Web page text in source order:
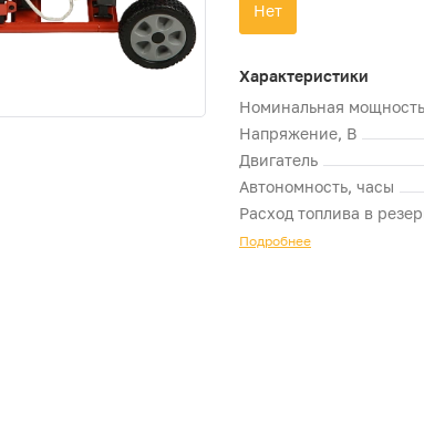
Нет
Характеристики
Номинальная
Напряжение, В
Двигатель
Автономность, часы
Расход топлива в
Подробнее